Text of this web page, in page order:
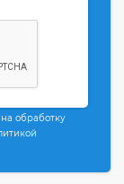
обработку